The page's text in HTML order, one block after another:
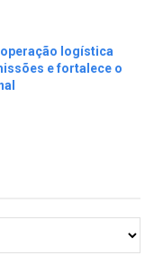
logística
e fortalece o